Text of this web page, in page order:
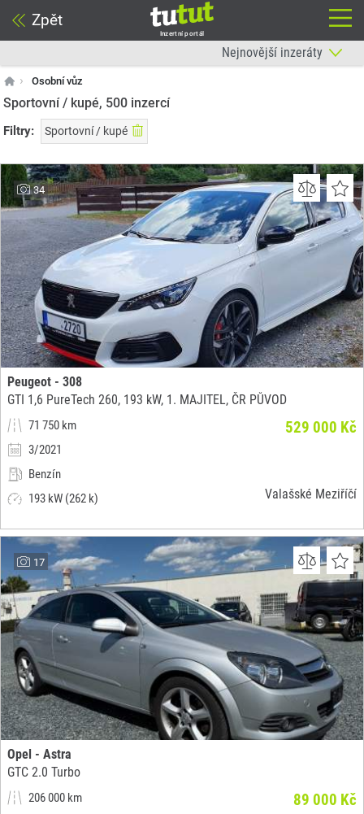
Zpět
Inzertní portál
Osobní vůz
Sportovní / kupé, 500 inzercí
Filtry: Sportovní / kupé
34
Peugeot - 308
GTI 1,6 PureTech 260, 193 kW, 1. MAJITEL, ČR PŮVOD
71 750 km
3/2021
Benzín
193 kW (262 k)
529 000 Kč
Valašské Meziříčí
17
Opel - Astra
GTC 2.0 Turbo
206 000 km
89 000 Kč